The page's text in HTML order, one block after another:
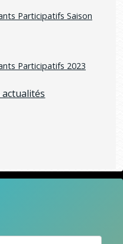
Participatifs Saison
Participatifs 2023